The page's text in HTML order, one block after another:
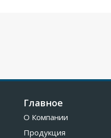
Главное
О Компании
Продукция